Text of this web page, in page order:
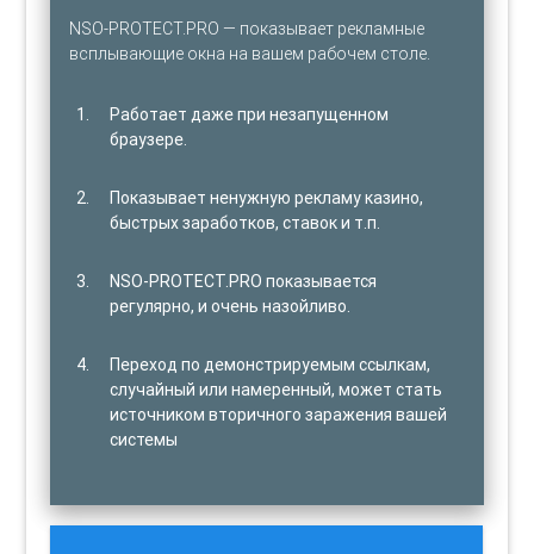
NSO-PROTECT.PRO — показывает рекламные
всплывающие окна на вашем рабочем столе.
Работает даже при незапущенном
браузере.
Показывает ненужную рекламу казино,
быстрых заработков, ставок и т.п.
NSO-PROTECT.PRO показывается
регулярно, и очень назойливо.
Переход по демонстрируемым ссылкам,
случайный или намеренный, может стать
источником вторичного заражения вашей
системы